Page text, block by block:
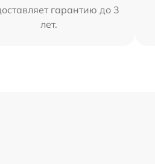
гарантию до 3
лет.